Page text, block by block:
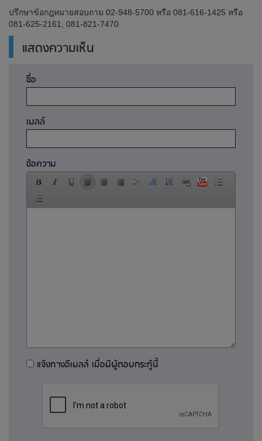
ปรึกษาข้อกฎหมายสอบถาม 02-948-5700 หรือ 081-616-1425 หรือ
081-625-2161, 081-821-7470
แสดงความเห็น
ชื่อ
เมลล์
ข้อความ
แจ้งทางอีเมลล์ เมื่อมีผู้ตอบกระทู้นี้